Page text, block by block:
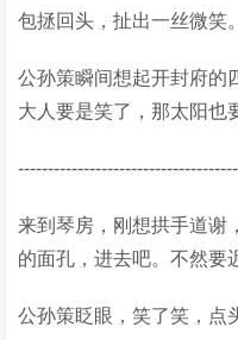
包拯回头，扯出一丝微笑
公孙策瞬间想起开封府的
大人要是笑了，那太阳也
来到琴房，刚想拱手道谢
的面孔，进去吧。不然要
公孙策眨眼，笑了笑，点